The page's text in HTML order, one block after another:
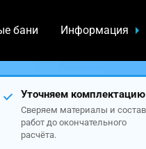
бани Информация
Уточняем комплектацию
Сверяем материалы и состав
работ до окончательного
расчёта.